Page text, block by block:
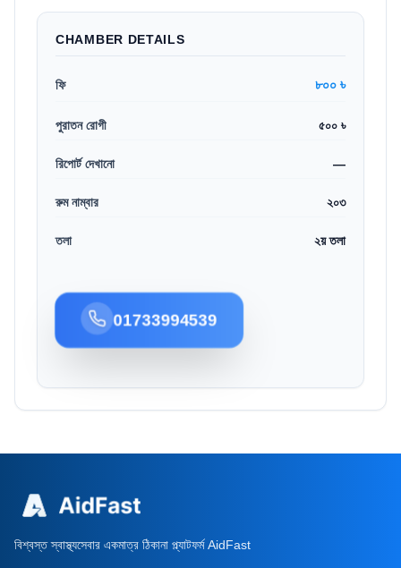
CHAMBER DETAILS
ফি ৮০০ ৳
পুরাতন রোগী ৫০০ ৳
রিপোর্ট দেখানো —
রুম নাম্বার ২০৩
তলা ২য় তলা
01733994539
বিশ্বস্ত স্বাস্থ্যসেবার একমাত্র ঠিকানা প্ল্যাটফর্ম AidFast